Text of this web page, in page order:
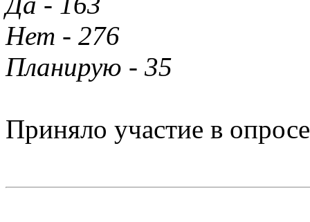
Нет - 276
Планирую - 35
Приняло участие в